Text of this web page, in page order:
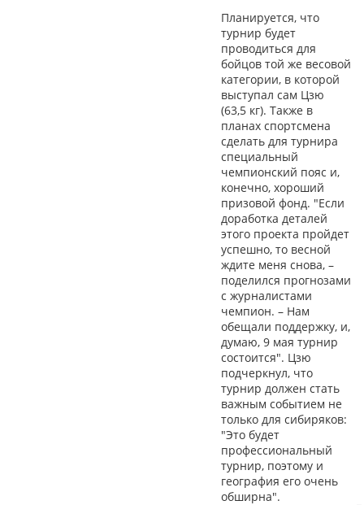
Планируется, что
турнир будет
проводиться для
бойцов той же весовой
категории, в которой
выступал сам Цзю
(63,5 кг). Также в
планах спортсмена
сделать для турнира
специальный
чемпионский пояс и,
конечно, хороший
призовой фонд. "Если
доработка деталей
этого проекта пройдет
успешно, то весной
ждите меня снова, –
поделился прогнозами
с журналистами
чемпион. – Нам
обещали поддержку, и,
думаю, 9 мая турнир
состоится". Цзю
подчеркнул, что
турнир должен стать
важным событием не
только для сибиряков:
"Это будет
профессиональный
турнир, поэтому и
география его очень
обширна".